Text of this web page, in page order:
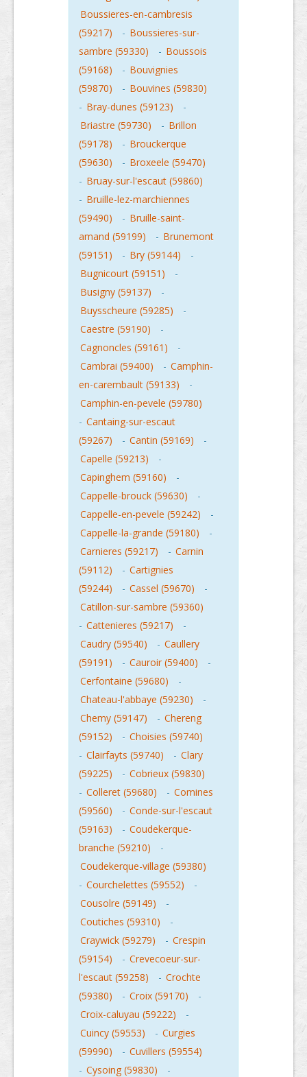
Boussieres-en-cambresis
(59217)
- Boussieres-sur-
sambre (59330)
- Boussois
(59168)
- Bouvignies
(59870)
- Bouvines (59830)
- Bray-dunes (59123)
-
Briastre (59730)
- Brillon
(59178)
- Brouckerque
(59630)
- Broxeele (59470)
- Bruay-sur-l'escaut (59860)
- Bruille-lez-marchiennes
(59490)
- Bruille-saint-
amand (59199)
- Brunemont
(59151)
- Bry (59144)
-
Bugnicourt (59151)
-
Busigny (59137)
-
Buysscheure (59285)
-
Caestre (59190)
-
Cagnoncles (59161)
-
Cambrai (59400)
- Camphin-
en-carembault (59133)
-
Camphin-en-pevele (59780)
- Cantaing-sur-escaut
(59267)
- Cantin (59169)
-
Capelle (59213)
-
Capinghem (59160)
-
Cappelle-brouck (59630)
-
Cappelle-en-pevele (59242)
-
Cappelle-la-grande (59180)
-
Carnieres (59217)
- Carnin
(59112)
- Cartignies
(59244)
- Cassel (59670)
-
Catillon-sur-sambre (59360)
- Cattenieres (59217)
-
Caudry (59540)
- Caullery
(59191)
- Cauroir (59400)
-
Cerfontaine (59680)
-
Chateau-l'abbaye (59230)
-
Chemy (59147)
- Chereng
(59152)
- Choisies (59740)
- Clairfayts (59740) - Clary
(59225)
- Cobrieux (59830)
- Colleret (59680) - Comines
(59560)
- Conde-sur-l'escaut
(59163)
- Coudekerque-
branche (59210)
-
Coudekerque-village (59380)
- Courchelettes (59552)
-
Cousolre (59149)
-
Coutiches (59310)
-
Craywick (59279)
- Crespin
(59154)
- Crevecoeur-sur-
l'escaut (59258)
- Crochte
(59380)
- Croix (59170)
-
Croix-caluyau (59222)
-
Cuincy (59553)
- Curgies
(59990)
- Cuvillers (59554)
- Cysoing (59830)
-